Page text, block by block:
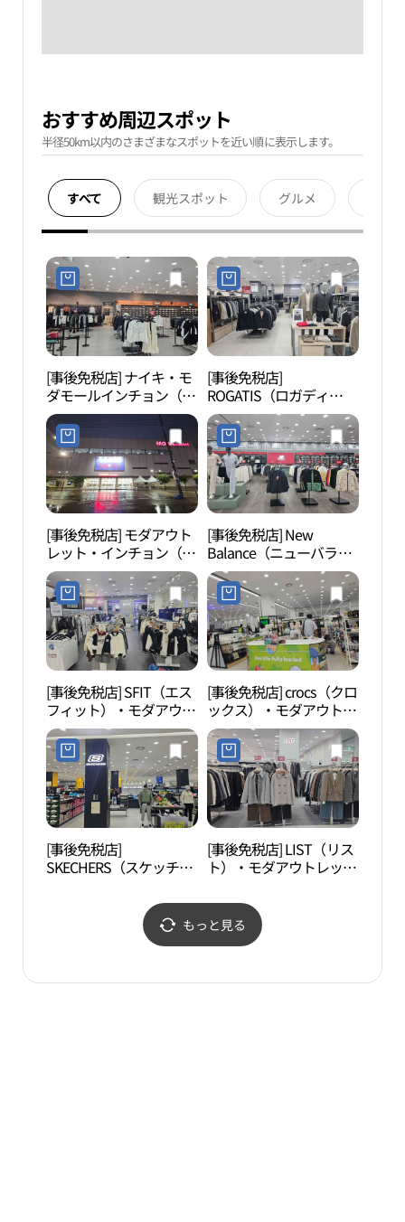
おすすめ周辺スポット
半径50km以内のさまざまなスポットを近い順に表示します。
すべて 観光スポット グルメ
[事後免税店] ナイキ・モ
ダモールインチョン（仁
川）(나이키 모다아울렛
인천점)
[事後免税店]
ROGATIS（ロガディ
ス）・モダアウトレット
インチョン（仁川）店
(로가디스 모다아울렛 인
천점)
[事後免税店] モダアウト
レット・インチョン（仁
川）店(모다아울렛 인천
점)
[事後免税店] New
Balance（ニューバラン
ス）・モダアウトレット
インチョン（仁川）店
(뉴발란스 모다아울렛 인
천점)
[事後免税店] SFIT（エス
フィット）・モダアウト
レットインチョン（仁
川）店(에스핏 모다아울
렛 인천점)
[事後免税店] crocs（クロ
ックス）・モダアウトレ
ットインチョン（仁川）
店(크록스 모다아울렛 인
천점)
[事後免税店]
SKECHERS（スケッチャ
トインチョン（仁川）店
(스케쳐스 모다아울렛 인
[事後免税店] LIST（リス
ト）・モダアウトレット
(리스트 모다아울렛 인천
점)
もっと見る